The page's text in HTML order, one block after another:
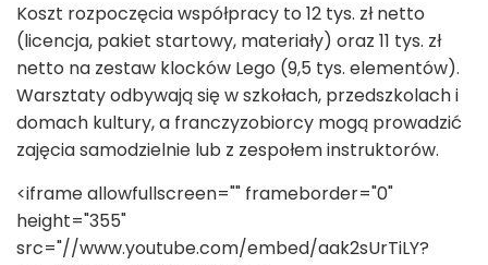
Koszt rozpoczęcia współpracy to 12 tys. zł netto
(licencja, pakiet startowy, materiały) oraz 11 tys. zł
netto na zestaw klocków Lego (9,5 tys. elementów).
Warsztaty odbywają się w szkołach, przedszkolach i
domach kultury, a franczyzobiorcy mogą prowadzić
zajęcia samodzielnie lub z zespołem instruktorów.
<iframe allowfullscreen="" frameborder="0"
height="355"
src="//www.youtube.com/embed/aak2sUrTiLY?